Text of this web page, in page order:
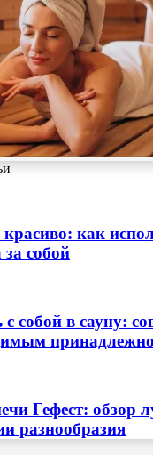
как
за собой
с собой в сауну:
Гефест: обзор
разнообразия